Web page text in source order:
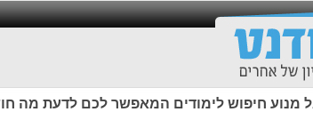
מנוע חיפוש לימודים המאפשר לכם לדעת מה